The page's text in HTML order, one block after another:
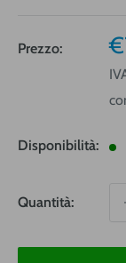
Prezzo:
Disponibilità:
Quantità: